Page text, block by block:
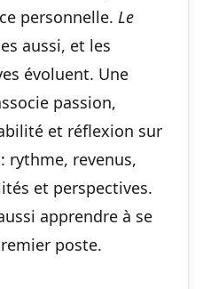
personnelle. Le
aussi, et les
évoluent. Une
passion,
et réflexion sur
rythme, revenus,
et perspectives.
apprendre à se
poste.